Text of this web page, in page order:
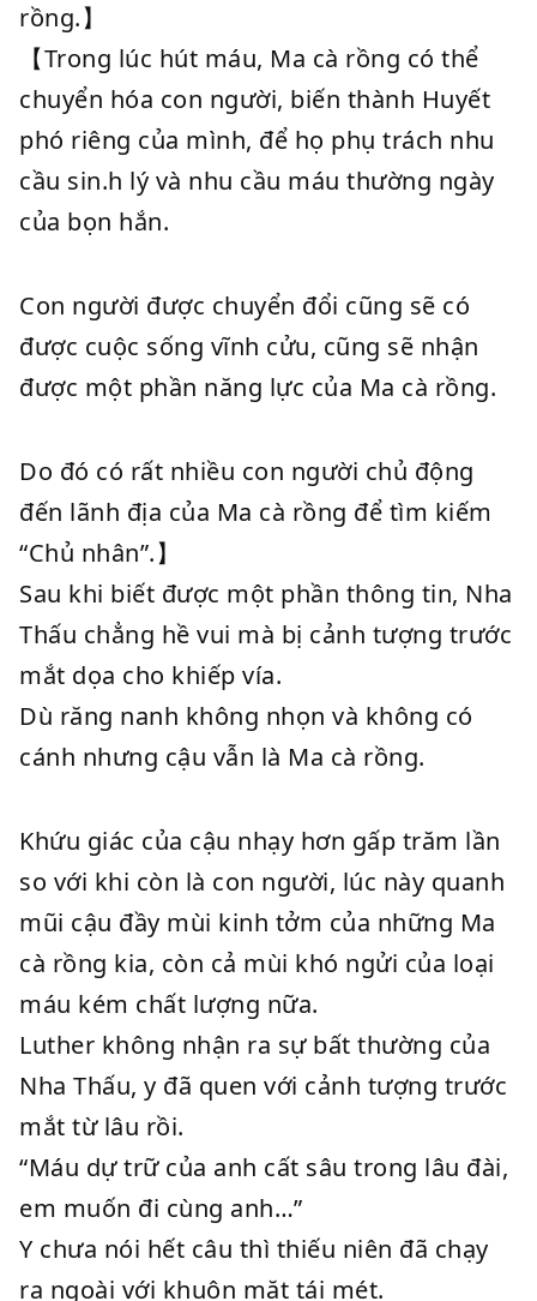
rồng.】
【Trong lúc hút máu, Ma cà rồng có thể
chuyển hóa con người, biến thành Huyết
phó riêng của mình, để họ phụ trách nhu
cầu sin.h lý và nhu cầu máu thường ngày
của bọn hắn.
Con người được chuyển đổi cũng sẽ có
được cuộc sống vĩnh cửu, cũng sẽ nhận
được một phần năng lực của Ma cà rồng.
Do đó có rất nhiều con người chủ động
đến lãnh địa của Ma cà rồng để tìm kiếm
“Chủ nhân”.】
Sau khi biết được một phần thông tin, Nha
Thấu chẳng hề vui mà bị cảnh tượng trước
mắt dọa cho khiếp vía.
Dù răng nanh không nhọn và không có
cánh nhưng cậu vẫn là Ma cà rồng.
Khứu giác của cậu nhạy hơn gấp trăm lần
so với khi còn là con người, lúc này quanh
mũi cậu đầy mùi kinh tởm của những Ma
cà rồng kia, còn cả mùi khó ngửi của loại
máu kém chất lượng nữa.
Luther không nhận ra sự bất thường của
Nha Thấu, y đã quen với cảnh tượng trước
mắt từ lâu rồi.
“Máu dự trữ của anh cất sâu trong lâu đài,
em muốn đi cùng anh…”
Y chưa nói hết câu thì thiếu niên đã chạy
ra ngoài với khuôn mặt tái mét.